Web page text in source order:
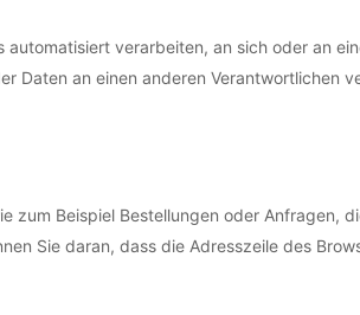
verarbeiten, an sich oder an
Daten an einen anderen Verantwortlichen
Beispiel Bestellungen oder Anfragen,
Sie daran, dass die Adresszeile des